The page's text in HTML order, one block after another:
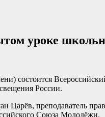
уроке
состоится
России.
Царёв, преподаватель
Союза Молодёжи.